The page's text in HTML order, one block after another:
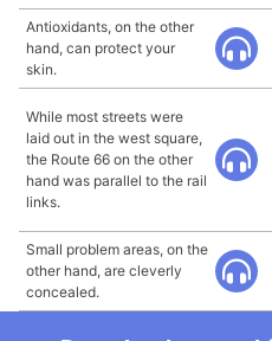
Antioxidants, on the other
hand, can protect your
skin.
While most streets were
laid out in the west square,
the Route 66 on the other
hand was parallel to the rail
links.
Small problem areas, on the
other hand, are cleverly
concealed.